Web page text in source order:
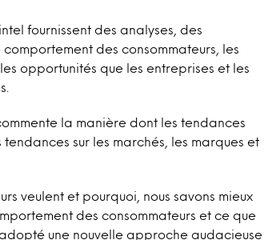
fournissent des analyses, des
des consommateurs, les
opportunités que les entreprises et les
la manière dont les tendances
sur les marchés, les marques et
veulent et pourquoi, nous savons mieux
des consommateurs et ce que
adopté une nouvelle approche audacieuse